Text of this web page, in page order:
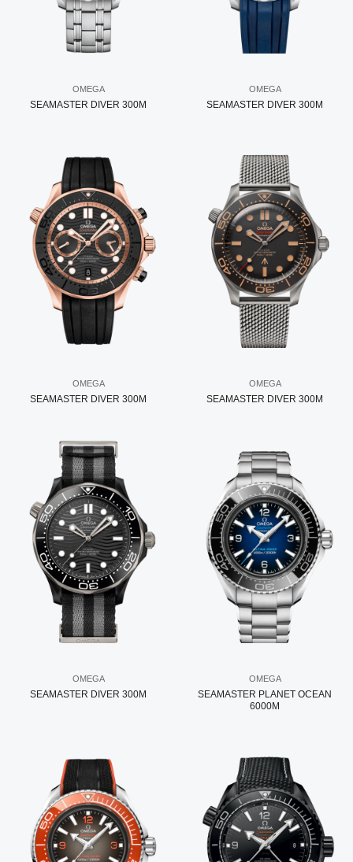
OMEGA
SEAMASTER DIVER 300M
OMEGA
SEAMASTER DIVER 300M
OMEGA
SEAMASTER DIVER 300M
OMEGA
SEAMASTER DIVER 300M
OMEGA
SEAMASTER DIVER 300M
OMEGA
SEAMASTER PLANET OCEAN
6000M